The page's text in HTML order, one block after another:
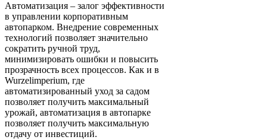
Автоматизация – залог эффективности
в управлении корпоративным
автопарком. Внедрение современных
технологий позволяет значительно
сократить ручной труд,
минимизировать ошибки и повысить
прозрачность всех процессов. Как и в
Wurzelimperium, где
автоматизированный уход за садом
позволяет получить максимальный
урожай, автоматизация в автопарке
позволяет получить максимальную
отдачу от инвестиций.